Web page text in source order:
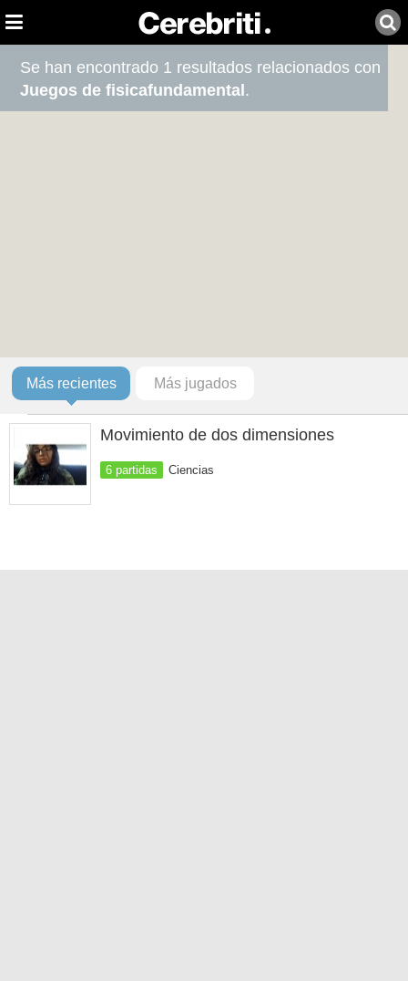
Se han encontrado 1 resultados relacionados con
Juegos de fisicafundamental .
Más recientes Más jugados
Movimiento de dos dimensiones
6 partidas Ciencias